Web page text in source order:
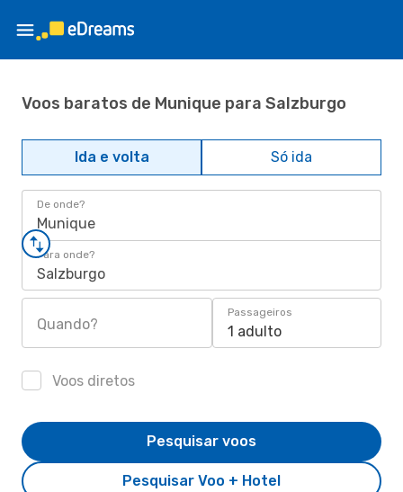
Voos baratos de Munique para Salzburgo
Ida e volta Só ida
De onde?
Munique
Para onde?
Salzburgo
Quando?
Passageiros
1 adulto
Voos diretos
Pesquisar Voo + Hotel
Pesquisar voos